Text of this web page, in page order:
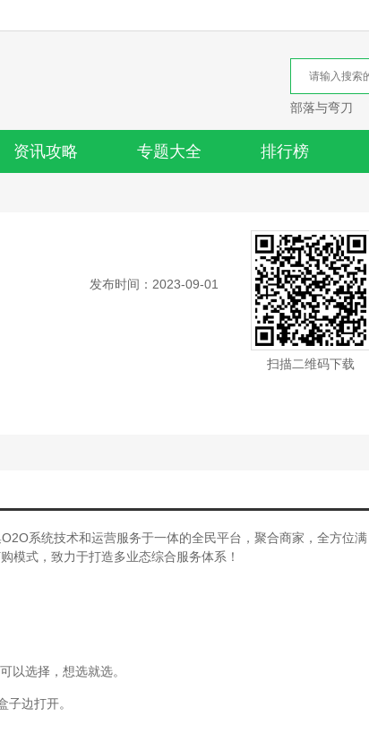
部落与弯刀
资讯攻略 专题大全 排行榜
发布时间：2023-09-01
扫描二维码下载
系统技术和运营服务于一体的全民平台，聚合商家，全方位满
模式，致力于打造多业态综合服务体系！
以选择，想选就选。
边打开。